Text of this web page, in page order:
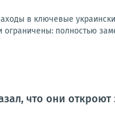
в ключевые
ограничены: полностью
что они